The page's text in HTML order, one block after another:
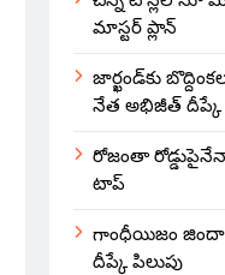
మాస్టర్ ప్లాన్
జార్ఖండ్‌కు
నేత అభిజీత్ దీప్కే
రోజంతా
టాప్
గాంధీయిజం
దీప్కే పిలుపు